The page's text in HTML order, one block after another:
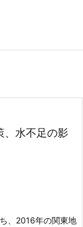
、水不足の影
、2016年の関東地